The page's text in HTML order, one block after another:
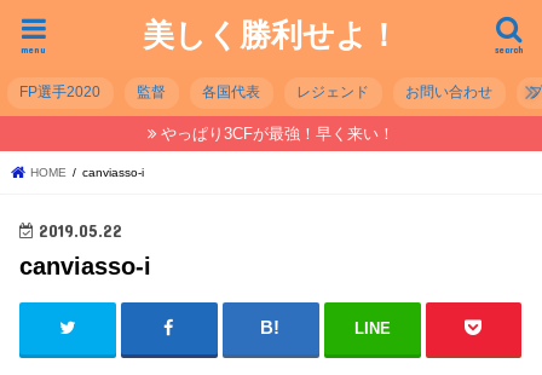
美しく勝利せよ！ search
menu
FP選手2020 監督 各国代表 レジェンド お問い合わせ
やっぱり3CFが最強！早く来い！
HOME canviasso-i
2019.05.22
canviasso-i
LINE